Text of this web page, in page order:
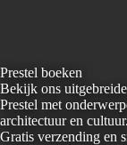
Prestel boeken
Bekijk ons
Prestel met
architectuur en cultuur.
Gratis verzending en